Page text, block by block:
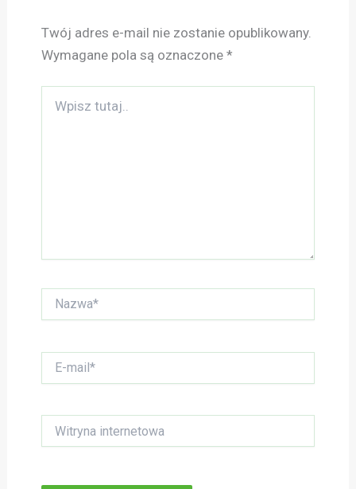
Twój adres e-mail nie zostanie opublikowany.
Wymagane pola są oznaczone *
tutaj..
mail*
internetowa